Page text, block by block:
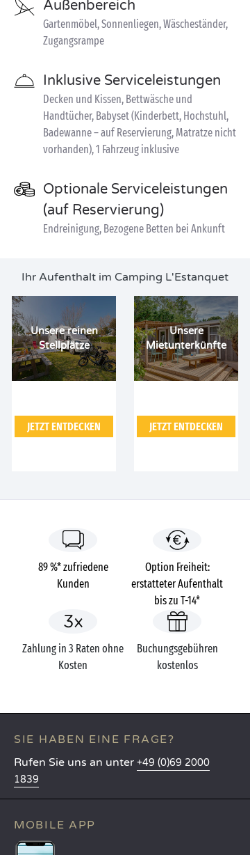
Außenbereich
Gartenmöbel, Sonnenliegen, Wäscheständer,
Zugangsrampe
Inklusive Serviceleistungen
Decken und Kissen, Bettwäsche und
Handtücher, Babyset (Kinderbett, Hochstuhl,
Badewanne – auf Reservierung, Matratze nicht
vorhanden), 1 Fahrzeug inklusive
Optionale Serviceleistungen
(auf Reservierung)
Endreinigung, Bezogene Betten bei Ankunft
Ihr Aufenthalt im Camping L'Estanquet
Unsere reinen
Stellplätze
JETZT ENTDECKEN
Unsere
Mietunterkünfte
JETZT ENTDECKEN
89 %* zufriedene
Kunden
Option Freiheit:
erstatteter Aufenthalt
bis zu T-14*
Zahlung in 3 Raten ohne
Kosten
Buchungsgebühren
kostenlos
SIE HABEN EINE FRAGE?
Rufen Sie uns an unter +49 (0)69 2000
1839
MOBILE APP